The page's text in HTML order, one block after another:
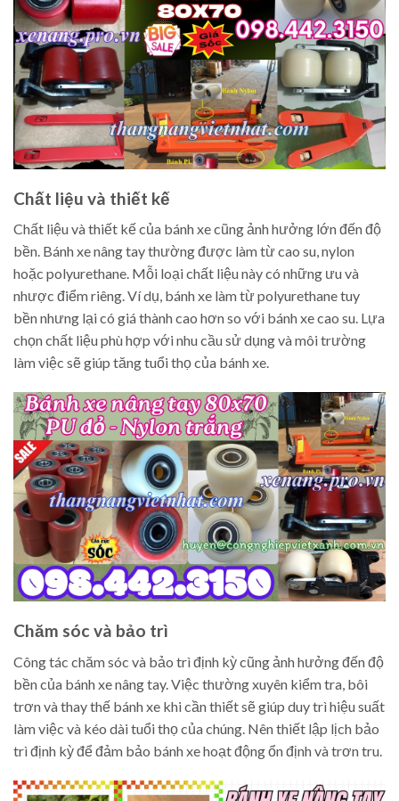
Chất liệu và thiết kế
Chất liệu và thiết kế của bánh xe cũng ảnh hưởng lớn đến độ
bền. Bánh xe nâng tay thường được làm từ cao su, nylon
hoặc polyurethane. Mỗi loại chất liệu này có những ưu và
nhược điểm riêng. Ví dụ, bánh xe làm từ polyurethane tuy
bền nhưng lại có giá thành cao hơn so với bánh xe cao su. Lựa
chọn chất liệu phù hợp với nhu cầu sử dụng và môi trường
làm việc sẽ giúp tăng tuổi thọ của bánh xe.
Chăm sóc và bảo trì
Công tác chăm sóc và bảo trì định kỳ cũng ảnh hưởng đến độ
bền của bánh xe nâng tay. Việc thường xuyên kiểm tra, bôi
trơn và thay thế bánh xe khi cần thiết sẽ giúp duy trì hiệu suất
làm việc và kéo dài tuổi thọ của chúng. Nên thiết lập lịch bảo
trì định kỳ để đảm bảo bánh xe hoạt động ổn định và trơn tru.